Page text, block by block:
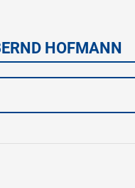
HOFMANN